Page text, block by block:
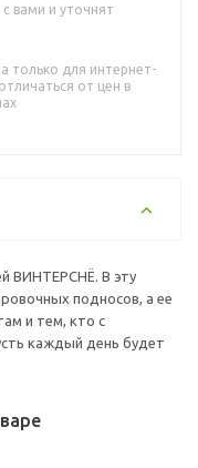
вами и уточнят
только для интернет-
от цен в
ВИНТЕРСНЁ. В эту
подносов, а ее
и тем, кто с
каждый день будет